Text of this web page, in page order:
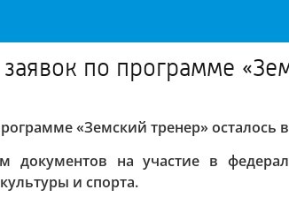
по программе
«Земский тренер» осталось
документов на участие в
и спорта.